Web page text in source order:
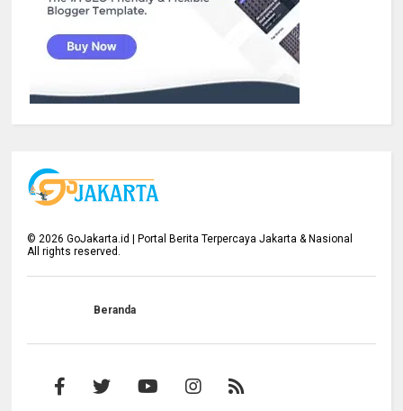
©2026 GoJakarta.id | Portal Berita Terpercaya Jakarta & Nasional
All rights reserved.
Beranda